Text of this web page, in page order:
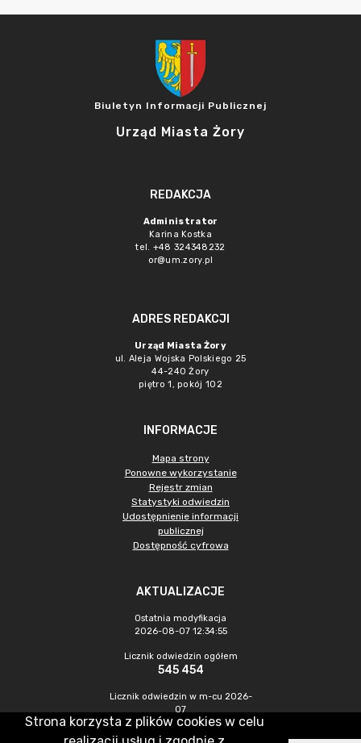
Biuletyn Informacji Publicznej
Urząd Miasta Żory
REDAKCJA
Administrator
Karina Kostka
tel. +48 324348232
or@um.zory.pl
ADRES REDAKCJI
Urząd Miasta Żory
ul. Aleja Wojska Polskiego 25
44-240 Żory
piętro 1, pokój 102
INFORMACJE
Mapa strony
Ponowne wykorzystanie
Rejestr zmian
Statystyki odwiedzin
Udostępnienie informacji
publicznej
Dostępność cyfrowa
AKTUALIZACJE
Ostatnia modyfikacja
2026-08-07 12:34:55
Licznik odwiedzin ogółem
545 454
Licznik odwiedzin w m-cu 2026-
07
1 470
Strona korzysta z plików cookies w celu